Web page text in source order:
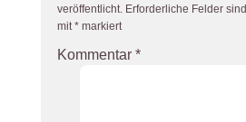
veröffentlicht. Erforderliche Felder sind
mit*markiert
Kommentar *